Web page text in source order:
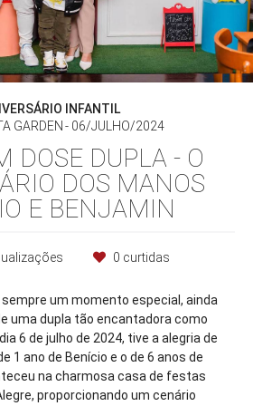
INFANTIL
GARDEN
06/JULHO/2024
DOSE DUPLA - O
DOS MANOS
E BENJAMIN
0 curtidas
um momento especial, ainda
uma dupla tão encantadora como
6 de julho de 2024, tive a alegria de
1 ano de Benício e o de 6 anos de
na charmosa casa de festas
proporcionando um cenário